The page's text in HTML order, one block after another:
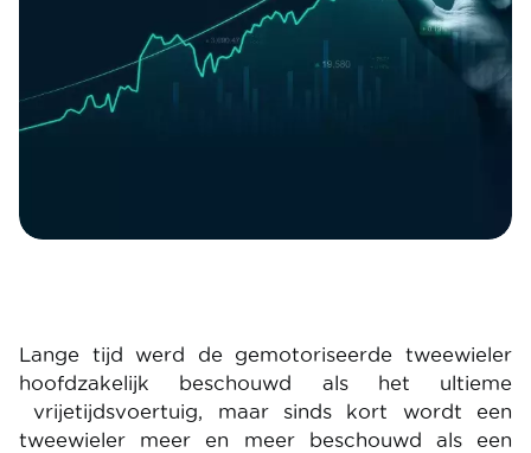
Lange tijd werd de gemotoriseerde tweewieler
hoofdzakelijk beschouwd als het ultieme
vrijetijdsvoertuig, maar sinds kort wordt een
tweewieler meer en meer beschouwd als een